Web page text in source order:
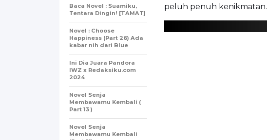
peluh penuh kenikmatan.
Baca Novel : Suamiku,
Tentara Dingin! [TAMAT]
Novel : Choose
Happiness (Part 26) Ada
kabar nih dari Blue
Ini Dia Juara Pandora
IWZ x Redaksiku.com
2024
Novel Senja
Membawamu Kembali (
Part 13 )
Novel Senja
Membawamu Kembali